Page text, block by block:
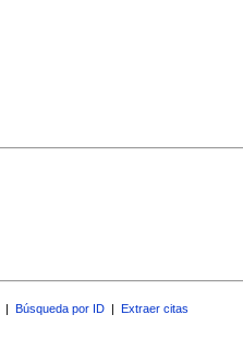
| Búsqueda por ID | Extraer citas